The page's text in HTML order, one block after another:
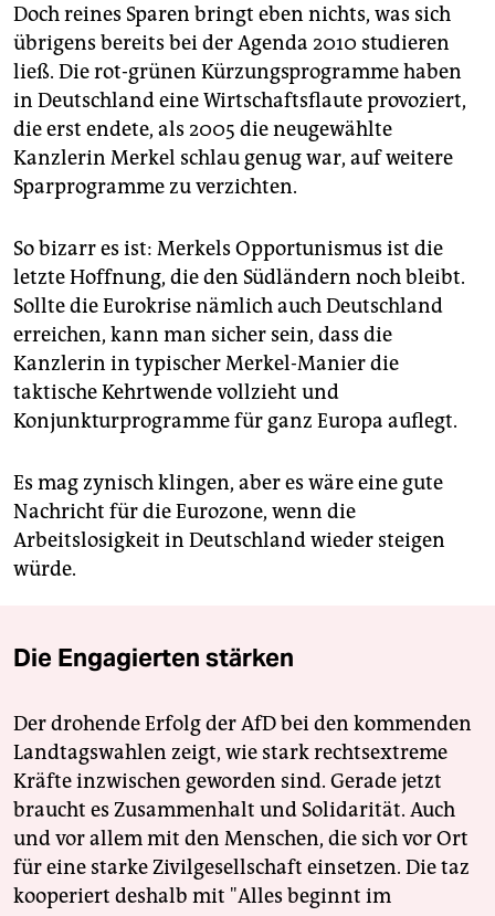
Doch reines Sparen bringt eben nichts, was sich
übrigens bereits bei der Agenda 2010 studieren
ließ. Die rot-grünen Kürzungsprogramme haben
in Deutschland eine Wirtschaftsflaute provoziert,
die erst endete, als 2005 die neugewählte
Kanzlerin Merkel schlau genug war, auf weitere
Sparprogramme zu verzichten.
So bizarr es ist: Merkels Opportunismus ist die
letzte Hoffnung, die den Südländern noch bleibt.
Sollte die Eurokrise nämlich auch Deutschland
erreichen, kann man sicher sein, dass die
Kanzlerin in typischer Merkel-Manier die
taktische Kehrtwende vollzieht und
Konjunkturprogramme für ganz Europa auflegt.
Es mag zynisch klingen, aber es wäre eine gute
Nachricht für die Eurozone, wenn die
Arbeitslosigkeit in Deutschland wieder steigen
würde.
Die Engagierten stärken
Der drohende Erfolg der AfD bei den kommenden
Landtagswahlen zeigt, wie stark rechtsextreme
Kräfte inzwischen geworden sind. Gerade jetzt
braucht es Zusammenhalt und Solidarität. Auch
und vor allem mit den Menschen, die sich vor Ort
für eine starke Zivilgesellschaft einsetzen. Die taz
kooperiert deshalb mit "Alles beginnt im